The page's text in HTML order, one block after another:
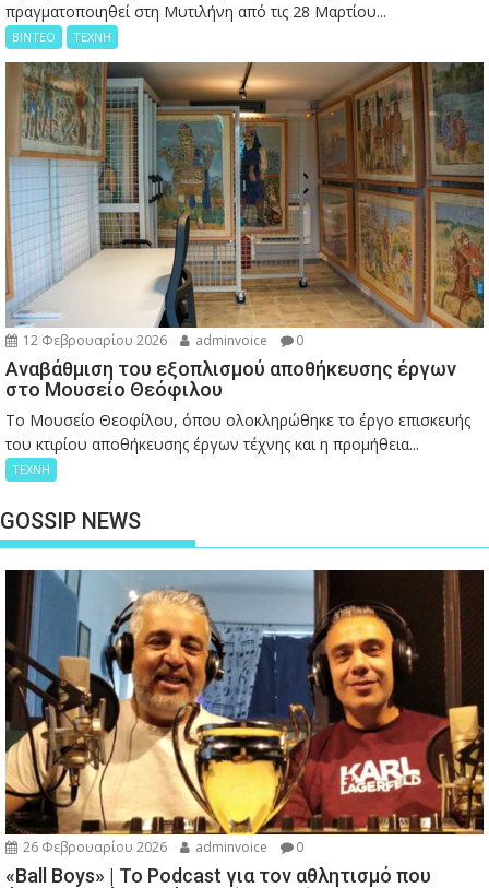
πραγματοποιηθεί στη Μυτιλήνη από τις 28 Μαρτίου...
ΒΙΝΤΕΟ ΤΕΧΝΗ
12 Φεβρουαρίου 2026 adminvoice 0
Αναβάθμιση του εξοπλισμού αποθήκευσης έργων
στο Μουσείο Θεόφιλου
Το Μουσείο Θεοφίλου, όπου ολοκληρώθηκε το έργο επισκευής
του κτιρίου αποθήκευσης έργων τέχνης και η προμήθεια...
ΤΕΧΝΗ
GOSSIP NEWS
26 Φεβρουαρίου 2026 adminvoice 0
«Ball Boys» | Το Podcast για τον αθλητισμό που